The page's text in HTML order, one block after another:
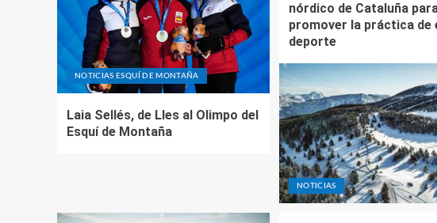
NOTICIAS ESQUÍ DE MONTAÑA
Laia Sellés, de Lles al Olimpo del
Esquí de Montaña
NOTICIAS
nórdico de Cataluña
promover la práctica de
deporte